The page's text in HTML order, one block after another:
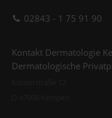
02843 - 1 75 91 90
Kontakt Dermatologie
Dermatologische